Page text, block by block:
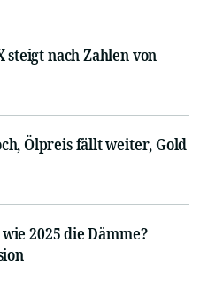
steigt nach Zahlen von
Ölpreis fällt weiter, Gold
2025 die Dämme?